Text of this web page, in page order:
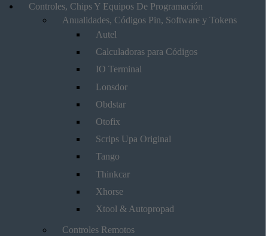
Controles, Chips Y Equipos De Programación
Anualidades, Códigos Pin, Software y Tokens
Autel
Calculadoras para Códigos
IO Terminal
Lonsdor
Obdstar
Otofix
Scrips Upa Original
Tango
Thinkcar
Xhorse
Xtool & Autopropad
Controles Remotos